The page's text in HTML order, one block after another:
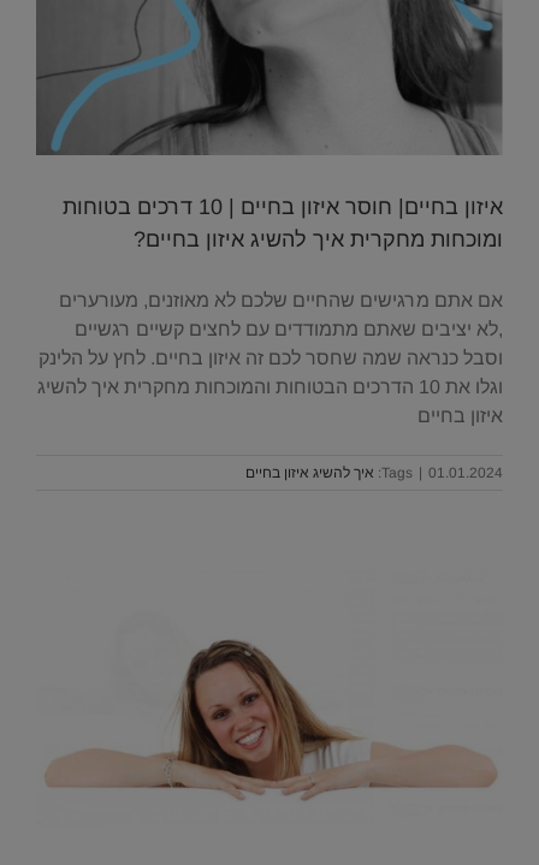
איזון בחיים| חוסר איזון בחיים | 10 דרכים בטוחות
ומוכחות מחקרית איך להשיג איזון בחיים?
אם אתם מרגישים שהחיים שלכם לא מאוזנים, מעורערים
,לא יציבים שאתם מתמודדים עם לחצים קשיים רגשיים
וסבל כנראה שמה שחסר לכם זה איזון בחיים. לחץ על הלינק
וגלו את 10 הדרכים הבטוחות והמוכחות מחקרית איך להשיג
איזון בחיים
01.01.2024
Tags: איך להשיג איזון בחיים